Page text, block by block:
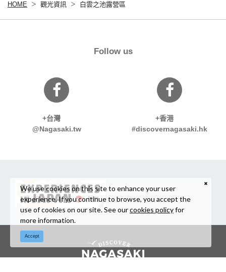
HOME 觀光資訊 白雲之池露營區
Follow us
+台灣
@Nagasaki.tw
+香港
#discovernagasaki.hk
We use cookies on this site to enhance your user
experience. If you continue to browse, you accept the
use of cookies on our site. See ourcookies policyfor
more information.
Accept